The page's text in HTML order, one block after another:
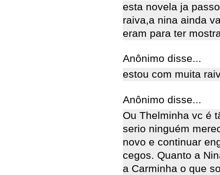
esta novela ja
raiva,a nina ainda
eram para ter
Anônimo disse...
estou com muita
Anônimo disse...
Ou Thelminha vc é
serio ninguém
novo e continuar
cegos. Quanto a
a Carminha o que